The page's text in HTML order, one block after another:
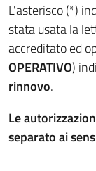
L'asterisco (*)
stata usata la
accreditato ed
OPERATIVO)
rinnovo.
Le
separato ai